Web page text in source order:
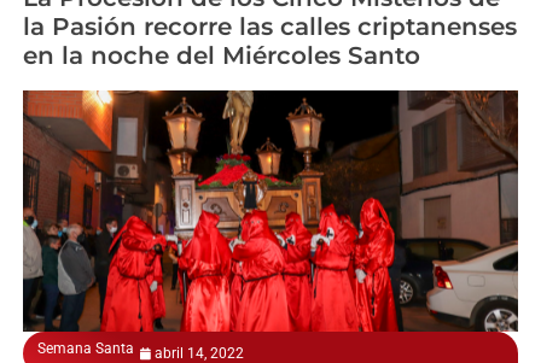
la Pasión recorre las calles criptanenses
en la noche del Miércoles Santo
Semana Santa abril 14, 2022